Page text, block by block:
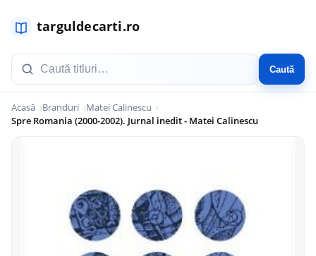
Caută
Acasă Branduri
Matei Calinescu
Spre Romania (2000-2002). Jurnal inedit - Matei Calinescu